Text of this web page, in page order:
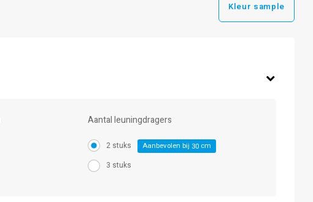
Kleur sample
Aantal leuningdragers
2 stuks Aanbevolen bij 30 cm
3 stuks